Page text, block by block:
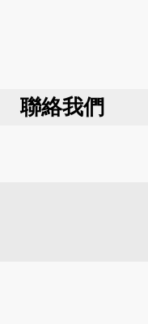
聯絡我們